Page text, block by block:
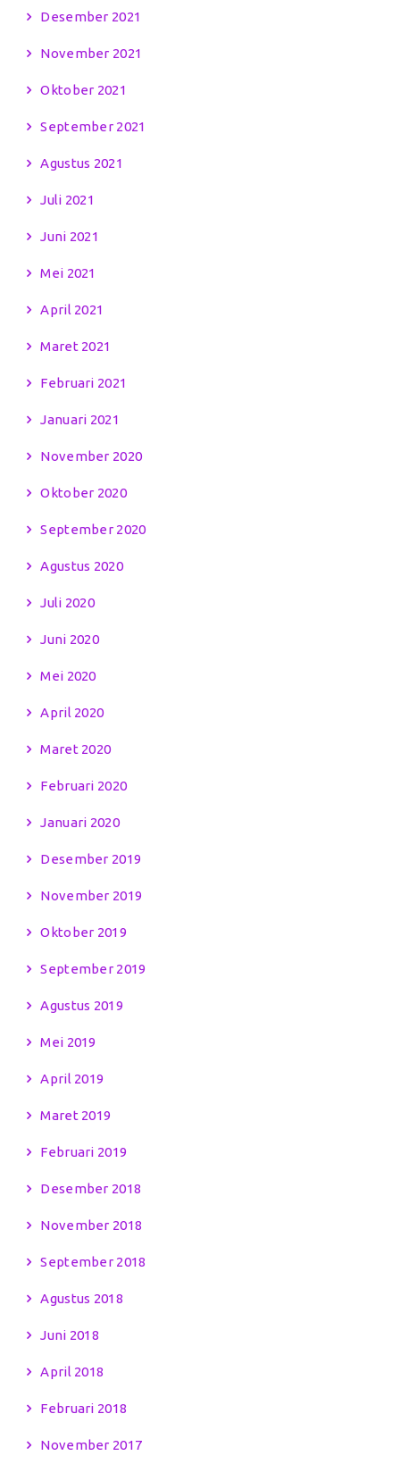
Desember 2021
November 2021
Oktober 2021
September 2021
Agustus 2021
Juli 2021
Juni 2021
Mei 2021
April 2021
Maret 2021
Februari 2021
Januari 2021
November 2020
Oktober 2020
September 2020
Agustus 2020
Juli 2020
Juni 2020
Mei 2020
April 2020
Maret 2020
Februari 2020
Januari 2020
Desember 2019
November 2019
Oktober 2019
September 2019
Agustus 2019
Mei 2019
April 2019
Maret 2019
Februari 2019
Desember 2018
November 2018
September 2018
Agustus 2018
Juni 2018
April 2018
Februari 2018
November 2017